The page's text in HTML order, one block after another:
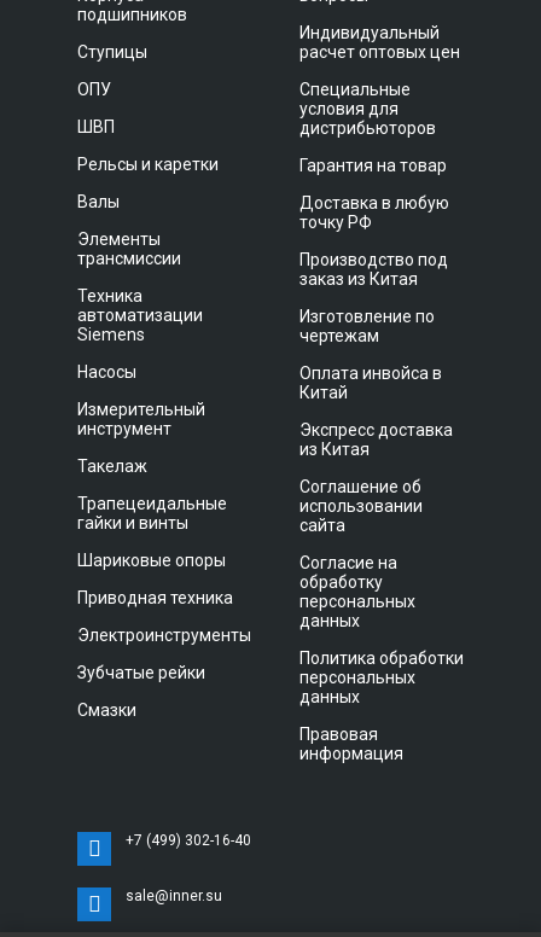
подшипников
Ступицы
ОПУ
ШВП
Рельсы и каретки
Валы
Элементы
трансмиссии
Техника
автоматизации
Siemens
Насосы
Измерительный
инструмент
Такелаж
Трапецеидальные
гайки и винты
Шариковые опоры
Приводная техника
Электроинструменты
Зубчатые рейки
Смазки
Индивидуальный
расчет оптовых цен
Специальные
условия для
дистрибьюторов
Гарантия на товар
Доставка в любую
точку РФ
Производство под
заказ из Китая
Изготовление по
чертежам
Оплата инвойса в
Китай
Экспресс доставка
из Китая
Соглашение об
использовании
сайта
Согласие на
обработку
персональных
данных
Политика обработки
персональных
данных
Правовая
информация
+7 (499) 302-16-40
sale@inner.su